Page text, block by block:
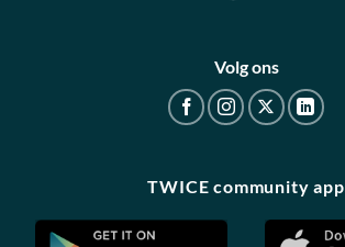
Volg ons
TWICE community app